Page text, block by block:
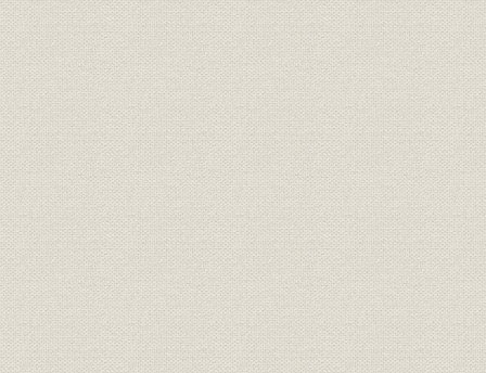
提携・合併;経営 合併当時会社の概要 平成14年
提携・合併;情報システ
ム
合併およびシステム統合までの
経緯
平成14年
(2003年)5
株式 大株主 普通株式 平成15年
株式 大株主 優先株式 平成15年